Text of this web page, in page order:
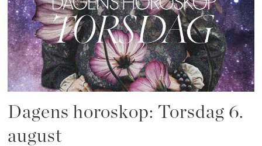
Dagens horoskop: Torsdag 6.
august